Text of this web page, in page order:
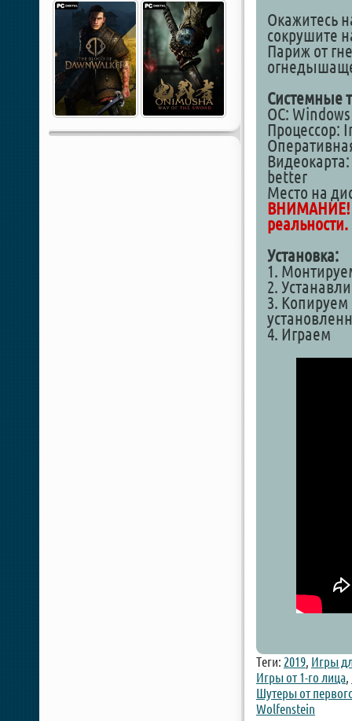
Окажитесь
сокрушите
Париж от
Системные
ОС: Windows
Процессор:
Видеокарта:
better
Место на
ВНИМАНИЕ!
реальности.
Установка:
1.
2.
3. Копируем
4. Играем
Теги: 2019, Игры
Игры от 1-го лица,
Шутеры от
Wolfenstein